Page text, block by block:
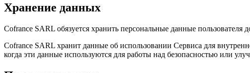
Хранение данных
Cofrance SARL обязуется хранить персональные данные
Cofrance SARL хранит данные об использовании Сервиса для
когда эти данные используются для работы над безопасностью или